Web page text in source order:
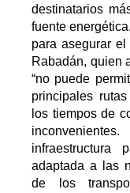
destinatarios
fuente
para asegurar el
Rabadán, quien
“no puede
principales
los tiempos de
infraestructura
adaptada a las
de los